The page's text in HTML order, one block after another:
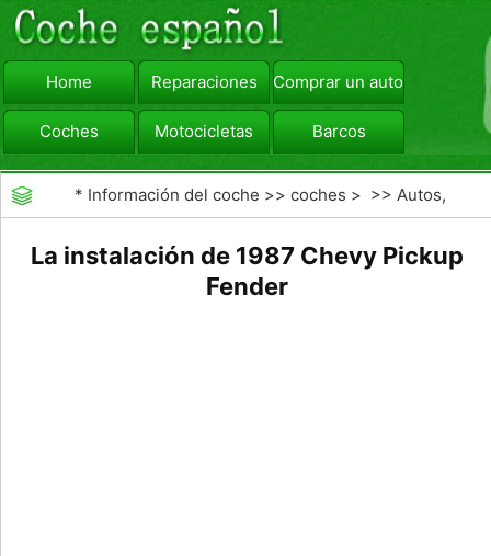
Home Reparaciones Comprar un automóvil
Coches Motocicletas Barcos
viajar Camiones
* Información del coche >>coches > >>Autos,
La instalación de 1987 Chevy Pickup
Fender